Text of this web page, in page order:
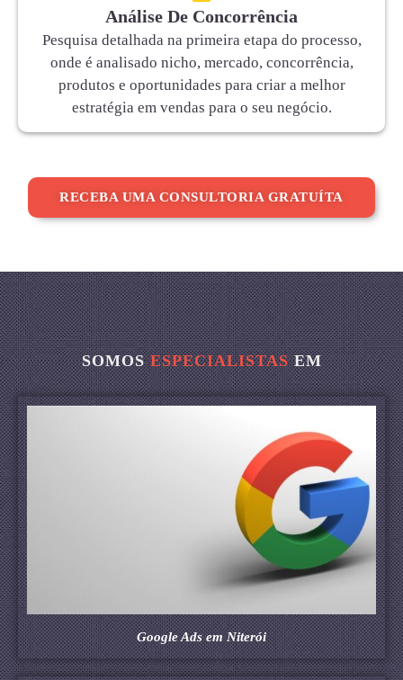
Análise De Concorrência
Pesquisa detalhada na primeira etapa do processo,
onde é analisado nicho, mercado, concorrência,
produtos e oportunidades para criar a melhor
estratégia em vendas para o seu negócio.
RECEBA UMA CONSULTORIA GRATUÍTA
SOMOSESPECIALISTASEM
Google Ads em Niterói